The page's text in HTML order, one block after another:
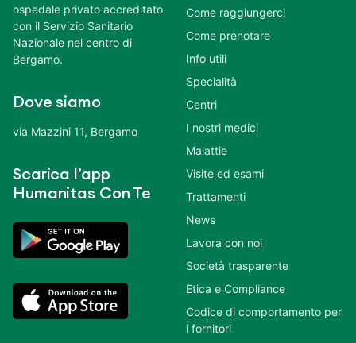
ospedale privato accreditato
con il Servizio Sanitario
Nazionale nel centro di
Bergamo.
Dove siamo
via Mazzini 11, Bergamo
Scarica l’app
Humanitas Con Te
Come raggiungerci
Come prenotare
Info utili
Specialità
Centri
I nostri medici
Malattie
Visite ed esami
Trattamenti
News
Lavora con noi
Società trasparente
Etica e Compliance
Codice di comportamento per
i fornitori